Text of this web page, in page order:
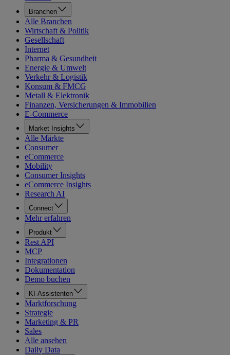
Branchen
Alle Branchen
Wirtschaft & Politik
Gesellschaft
Internet
Pharma & Gesundheit
Energie & Umwelt
Verkehr & Logistik
Konsum & FMCG
Metall & Elektronik
Finanzen, Versicherungen & Immobilien
E-Commerce
Market Insights
Alle Märkte
Consumer
eCommerce
Mobility
Consumer Insights
eCommerce Insights
Research AI
Connect
Mehr erfahren
Produkt
Rest API
MCP
Integrationen
Dokumentation
Demo buchen
KI-Assistenten
Marktforschung
Strategie
Marketing & PR
Sales
Alle ansehen
Daily Data